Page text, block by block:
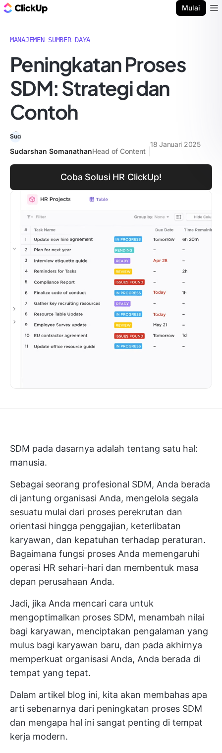
Mulai
MANAJEMEN SUMBER DAYA
Peningkatan Proses
SDM: Strategi dan
Contoh
Sudarshan SomanathanHead of Content
18 Januari 2025
Coba Solusi HR ClickUp!
SDM pada dasarnya adalah tentang satu hal:
manusia.
Sebagai seorang profesional SDM, Anda berada
di jantung organisasi Anda, mengelola segala
sesuatu mulai dari proses perekrutan dan
orientasi hingga penggajian, keterlibatan
karyawan, dan kepatuhan terhadap peraturan.
Bagaimana fungsi proses Anda memengaruhi
operasi HR sehari-hari dan membentuk masa
depan perusahaan Anda.
Jadi, jika Anda mencari cara untuk
mengoptimalkan proses SDM, menambah nilai
bagi karyawan, menciptakan pengalaman yang
mulus bagi karyawan baru, dan pada akhirnya
memperkuat organisasi Anda, Anda berada di
tempat yang tepat.
Dalam artikel blog ini, kita akan membahas apa
arti sebenarnya dari peningkatan proses SDM
dan mengapa hal ini sangat penting di tempat
kerja modern.